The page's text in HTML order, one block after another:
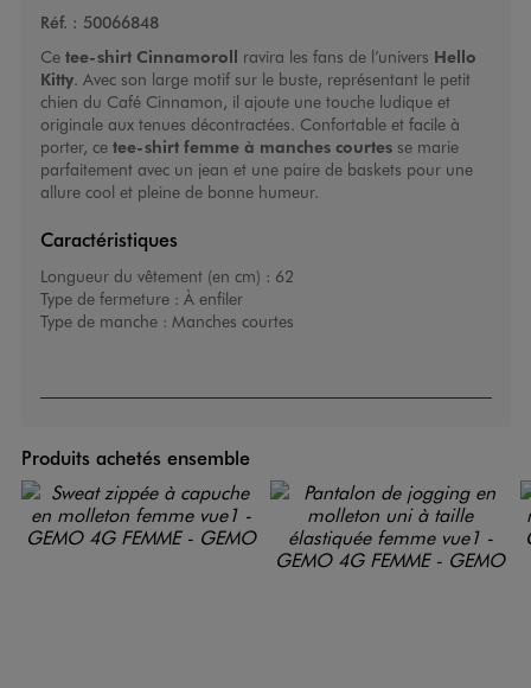
Réf. : 50066848
Ce tee-shirt Cinnamoroll ravira les fans de l’univers Hello
Kitty. Avec son large motif sur le buste, représentant le petit
chien du Café Cinnamon, il ajoute une touche ludique et
originale aux tenues décontractées. Confortable et facile à
porter, ce tee-shirt femme à manches courtesse marie
parfaitement avec un jean et une paire de baskets pour une
allure cool et pleine de bonne humeur.
Caractéristiques
Longueur du vêtement (en cm) : 62
Type de fermeture : À enfiler
Type de manche : Manches courtes
Produits achetés ensemble